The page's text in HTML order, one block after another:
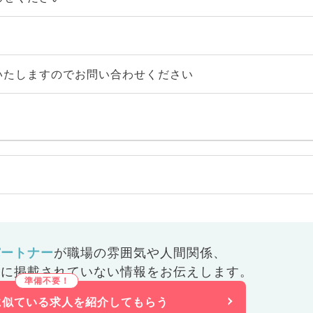
しますのでお問い合わせください
トナーが職場の雰囲気や人間関係、
掲載されていない情報をお伝えします。
ている求人を紹介してもらう